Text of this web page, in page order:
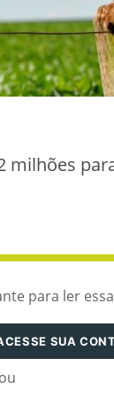
para ler
SUA
ou